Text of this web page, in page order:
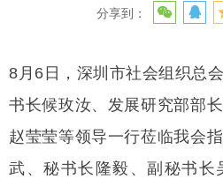
分享到：
8月6日，深圳市社会组织总
书长候玫汝、发展研究部部
赵莹莹等领导一行莅临我会
武、秘书长隆毅、副秘书长